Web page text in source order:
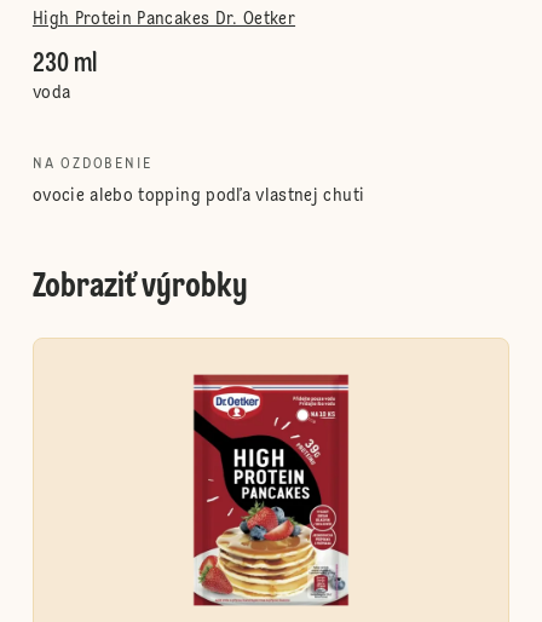
High Protein Pancakes Dr. Oetker
230 ml
voda
NA OZDOBENIE
ovocie alebo topping podľa vlastnej chuti
Zobraziť výrobky